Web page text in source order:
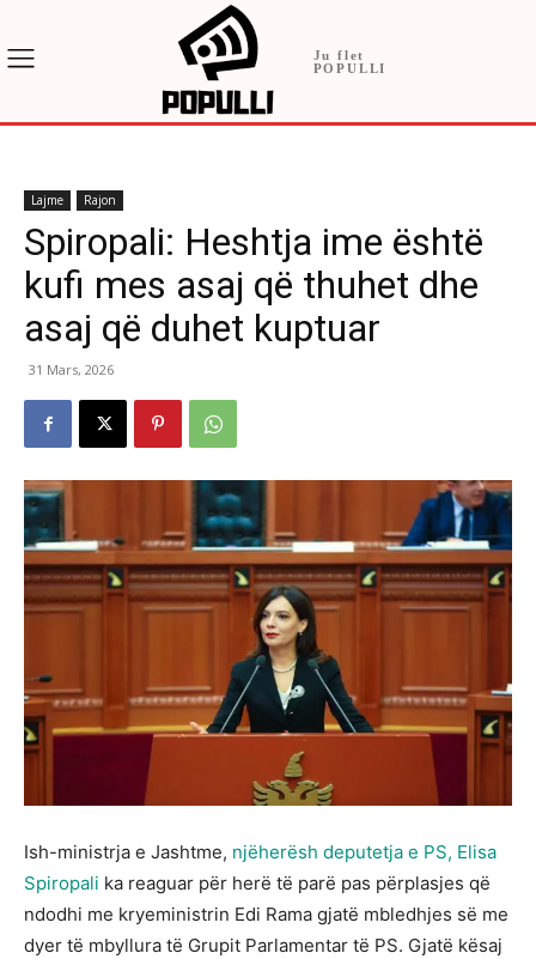
Ju flet
POPULLI
Lajme Rajon
Spiropali: Heshtja ime është
kufi mes asaj që thuhet dhe
asaj që duhet kuptuar
31 Mars, 2026
Ish-ministrja e Jashtme, njëherësh deputetja e PS, Elisa
Spiropali ka reaguar për herë të parë pas përplasjes që
ndodhi me kryeministrin Edi Rama gjatë mbledhjes së me
dyer të mbyllura të Grupit Parlamentar të PS. Gjatë kësaj